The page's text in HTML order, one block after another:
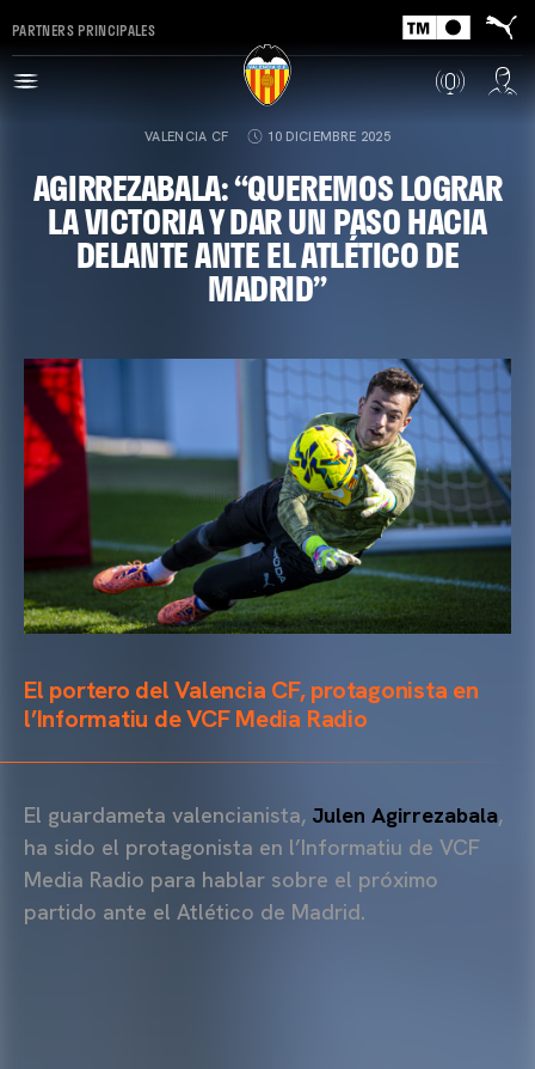
PARTNERS PRINCIPALES
VALENCIA CF 10 DICIEMBRE 2025
AGIRREZABALA: “QUEREMOS LOGRAR
LA VICTORIA Y DAR UN PASO HACIA
DELANTE ANTE EL ATLÉTICO DE
MADRID”
El portero del Valencia CF, protagonista en
l’Informatiu de VCF Media Radio
El guardameta valencianista, Julen Agirrezabala,
ha sido el protagonista en l’Informatiu de VCF
Media Radio para hablar sobre el próximo
partido ante el Atlético de Madrid.